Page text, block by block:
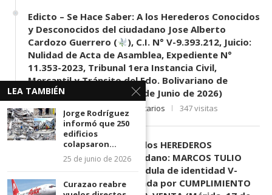
Edicto – Se Hace Saber: A los Herederos Conocidos
y Desconocidos del ciudadano Jose Alberto
Cardozo Guerrero (
), C.I. N° V-9.393.212, Juicio:
Nulidad de Acta de Asamblea, Expediente N°
11.353-2023, Tribunal 1era Instancia Civil,
Mercantil y Tránsito del Edo. Bolivariano de
Mérida, sede El Vigía. (11 de Junio de 2026)
11 de junio de 2026 0 comentarios 347 visitas
EDICTO SE HACE SABER: A los HEREDEROS
DESCONOCIDOS del ciudadano: MARCOS TULIO
) cédula de identidad V-
3.003.963, Parte demandada por CUMPLIMIENTO
LEA TAMBIÉN
Jorge Rodríguez
informó que 250
edificios
colapsaron...
25 de junio de 2026
Curazao reabre